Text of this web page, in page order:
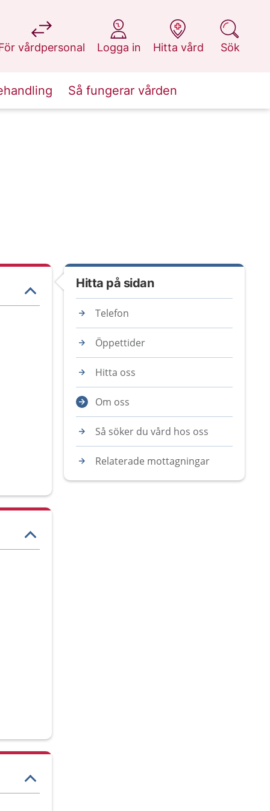
vårdpersonal
på 1177.se
Logga in
på 1177.se
Hitta vård
på 1177.se
Sök
på 1177.se
Så fungerar vården
Hitta på sidan
Telefon
Öppettider
Hitta oss
Om oss
Så söker du vård hos oss
Relaterade mottagningar